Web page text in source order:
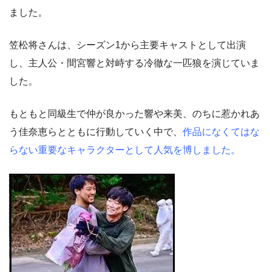
ました。
笠松将さんは、シーズン1から主要キャストとして出演
し、主人公・間宮響と対峙する冷徹な一匹狼を演じていま
した。
もともと同級生で仲が良かった響や来美、のちに惹かれあ
う佳奈恵らとともに行動していく中で、 作品になくてはな
らない重要なキャラクターとして人気を博しました。